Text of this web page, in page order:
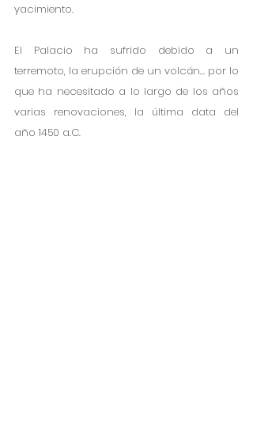
yacimiento.
El Palacio ha sufrido debido a un
terremoto, la erupción de un volcán… por lo
que ha necesitado a lo largo de los años
varias renovaciones, la última data del
año 1450 a.C.